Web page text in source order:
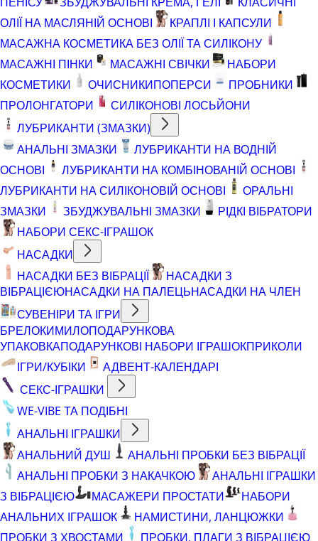
ОЛІЇ НА МАСЛЯНІЙ ОСНОВІ
КРАПЛІ І КАПСУЛИ
МАСАЖНА КОСМЕТИКА БЕЗ ОЛІЇ ТА СИЛІКОНУ
МАСАЖНІ ПІНКИ
МАСАЖНІ СВІЧКИ
НАБОРИ
КОСМЕТИКИ
ОЧИСНИКИПОПЕРСИ
ПРОБНИКИ
ПРОЛОНГАТОРИ
СИЛІКОНОВІ ЛОСЬЙОНИ
ЛУБРИКАНТИ (ЗМАЗКИ)
АНАЛЬНІ ЗМАЗКИ
ЛУБРИКАНТИ НА ВОДНІЙ
ОСНОВІ
ЛУБРИКАНТИ НА КОМБІНОВАНІЙ ОСНОВІ
ЛУБРИКАНТИ НА СИЛІКОНОВІЙ ОСНОВІ
ОРАЛЬНІ
ЗМАЗКИ
ЗБУДЖУВАЛЬНІ ЗМАЗКИ
РІДКІ ВІБРАТОРИ
НАБОРИ СЕКС-ІГРАШОК
НАСАДКИ
НАСАДКИ БЕЗ ВІБРАЦІЇ
НАСАДКИ З
ВІБРАЦІЄЮНАСАДКИ НА ПАЛЕЦЬНАСАДКИ НА ЧЛЕН
СУВЕНІРИ ТА ІГРИ
БРЕЛОКИМИЛОПОДАРУНКОВА
УПАКОВКАПОДАРУНКОВІ НАБОРИ ІГРАШОКПРИКОЛИ
ІГРИ/КУБІКИ
АДВЕНТ-КАЛЕНДАРІ
СЕКС-ІГРАШКИ
WE-VIBE ТА ПОДІБНІ
АНАЛЬНІ ІГРАШКИ
АНАЛЬНИЙ ДУШ
АНАЛЬНІ ПРОБКИ БЕЗ ВІБРАЦІЇ
АНАЛЬНІ ПРОБКИ З НАКАЧКОЮ
АНАЛЬНІ ІГРАШКИ
З ВІБРАЦІЄЮ
МАСАЖЕРИ ПРОСТАТИ
НАБОРИ
АНАЛЬНИХ ІГРАШОК
НАМИСТИНИ, ЛАНЦЮЖКИ
ПРОБКИ З ХВОСТАМИ
ПРОБКИ, ПЛАГИ З ВІБРАЦІЄЮ